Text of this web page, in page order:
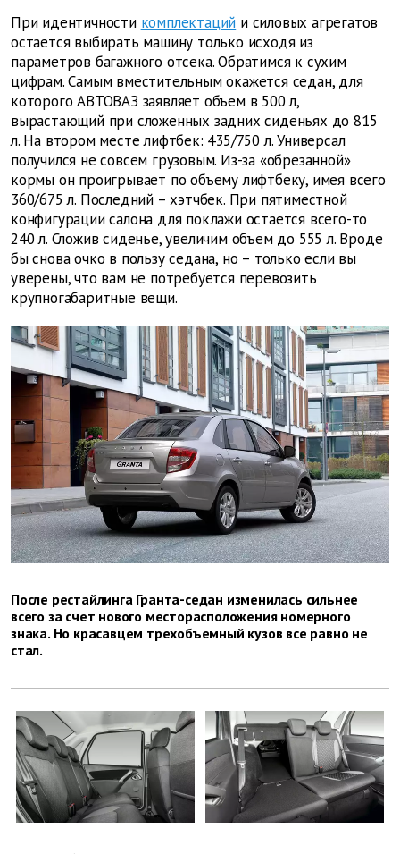
При идентичности комплектаций и силовых агрегатов
остается выбирать машину только исходя из
параметров багажного отсека. Обратимся к сухим
цифрам. Самым вместительным окажется седан, для
которого АВТОВАЗ заявляет объем в 500 л,
вырастающий при сложенных задних сиденьях до 815
л. На втором месте лифтбек: 435/750 л. Универсал
получился не совсем грузовым. Из-за «обрезанной»
кормы он проигрывает по объему лифтбеку, имея всего
360/675 л. Последний – хэтчбек. При пятиместной
конфигурации салона для поклажи остается всего-то
240 л. Сложив сиденье, увеличим объем до 555 л. Вроде
бы снова очко в пользу седана, но – только если вы
уверены, что вам не потребуется перевозить
крупногабаритные вещи.
После рестайлинга Гранта-седан изменилась сильнее
всего за счет нового месторасположения номерного
знака. Но красавцем трехобъемный кузов все равно не
стал.